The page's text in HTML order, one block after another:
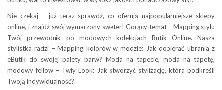
Nie czekaj – już teraz sprawdź, co oferują najpopularniejsze sklepy
online, i znajdź swój wymarzony sweter! Gorący temat – Mapping stylu
Twój przewodnik po modowych kolekcjach Butik Online. Nasza
stylistka radzi – Mapping kolorów w modzie: Jak dobierać ubrania z
eButik do swojej palety barw? Moda na tapecie, moda na tapetę,
modowy fellow – Twiy Look: Jak stworzyć stylizację, która podkreśli
Twoją indywidualność?